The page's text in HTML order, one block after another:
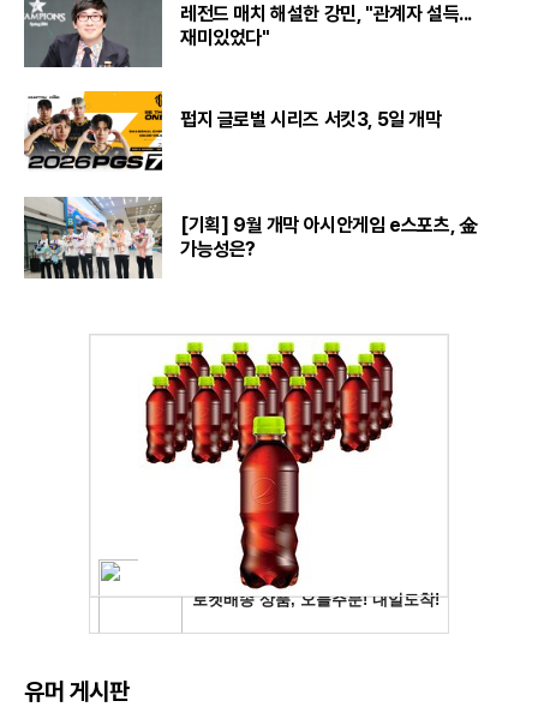
레전드 매치 해설한 강민, "관계자 설득...
재미있었다"
펍지 글로벌 시리즈 서킷3, 5일 개막
[기획] 9월 개막 아시안게임 e스포츠, 金
가능성은?
유머 게시판